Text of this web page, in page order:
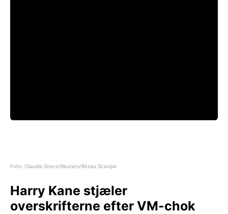
Foto: Claudia Greco/Reuters/Ritzau Scanpix
Harry Kane stjæler
overskrifterne efter VM-chok